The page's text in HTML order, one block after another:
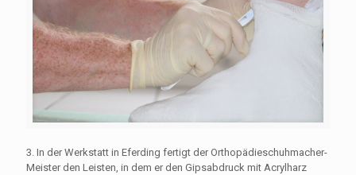
3. In der Werkstatt in Eferding fertigt der Orthopädieschuhmacher-
Meister den Leisten, in dem er den Gipsabdruck mit Acrylharz